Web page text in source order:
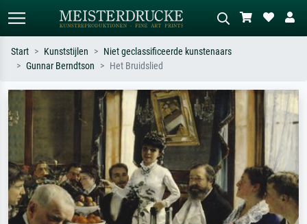
Zoek op kunstenaar, titel of stijl – bijv.
Monet, Sterrennacht, impressionisme,
Hokusai-golf, naakt.
Beschrijf de scène – bijv. groene
weide, abstract met veel rood, donker
olieverfschilderij, staand naakt naast
een boom.
Start Kunststijlen
Niet geclassificeerde kunstenaars
Gunnar Berndtson
Het Bruidslied